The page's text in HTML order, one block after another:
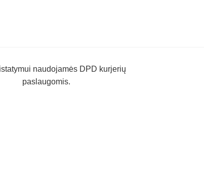
naudojamės DPD kurjerių
paslaugomis.